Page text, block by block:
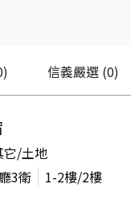
信義嚴選(0)
它/土地
3衛 1-2樓/2樓